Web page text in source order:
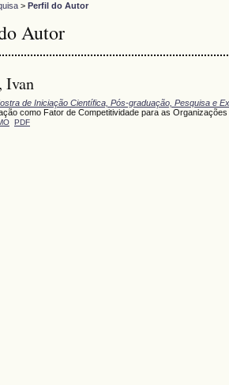
> Perfil do Autor
Autor
Ivan
de Iniciação Científica, Pós-graduação, Pesquisa e
como Fator de Competitividade para as
PDF